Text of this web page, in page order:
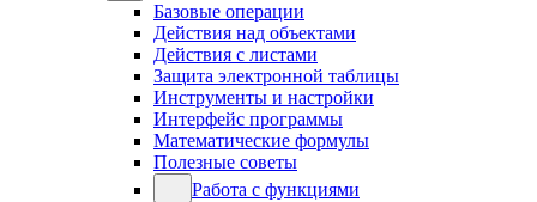
Базовые операции
Действия над объектами
Действия с листами
Защита электронной таблицы
Инструменты и настройки
Интерфейс программы
Математические формулы
Полезные советы
Работа с функциями